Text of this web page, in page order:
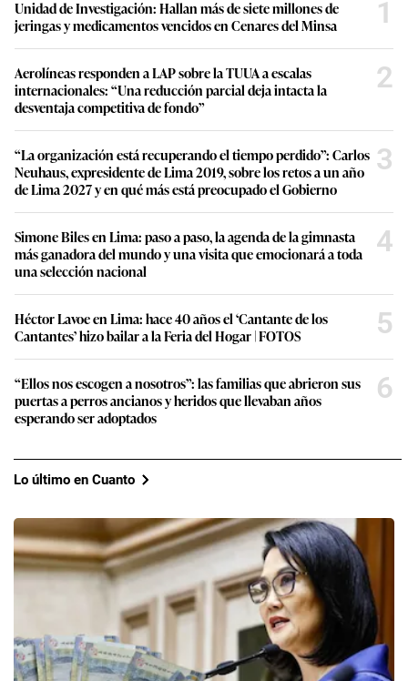
Unidad de Investigación: Hallan más de siete millones de
jeringas y medicamentos vencidos en Cenares del Minsa
1
Aerolíneas responden a LAP sobre la TUUA a escalas
internacionales: “Una reducción parcial deja intacta la
desventaja competitiva de fondo”
2
“La organización está recuperando el tiempo perdido”: Carlos
Neuhaus, expresidente de Lima 2019, sobre los retos a un año
de Lima 2027 y en qué más está preocupado el Gobierno
3
Simone Biles en Lima: paso a paso, la agenda de la gimnasta
más ganadora del mundo y una visita que emocionará a toda
una selección nacional
4
Héctor Lavoe en Lima: hace 40 años el ‘Cantante de los
Cantantes’ hizo bailar a la Feria del Hogar | FOTOS
5
“Ellos nos escogen a nosotros”: las familias que abrieron sus
puertas a perros ancianos y heridos que llevaban años
esperando ser adoptados
6
Lo último en Cuanto